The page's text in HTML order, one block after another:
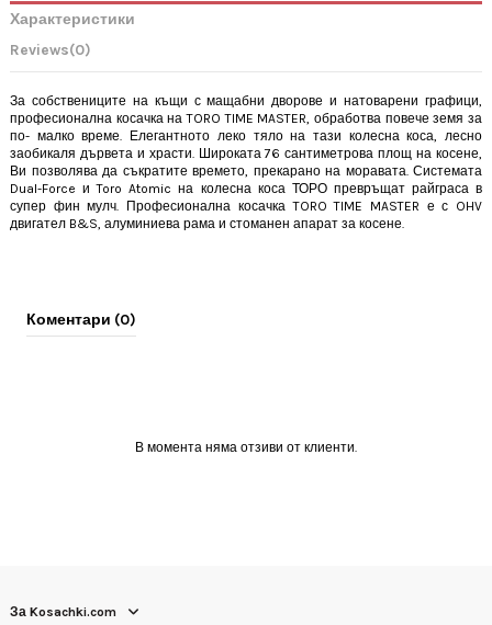
Характеристики
Reviews(0)
За собствениците на къщи с мащабни дворове и натоварени графици,
професионална косачка на TORO TIME MASTER, обработва повече земя за
по- малко време. Елегантното леко тяло на тази колесна коса, лесно
заобикаля дървета и храсти. Широката 76 сантиметрова площ на косене,
Ви позволява да съкратите времето, прекарано на моравата. Системата
Dual-Force и Toro Atomic на колесна коса ТОРО превръщат райграса в
супер фин мулч. Професионална косачкаTORO TIME MASTER е с OHV
двигател B&S, алуминиева рама и стоманен апарат за косене.
Коментари (0)
В момента няма отзиви от клиенти.
За Kosachki.com